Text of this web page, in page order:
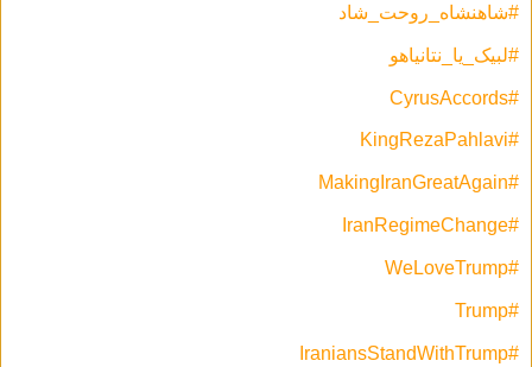
#شاهنشاه_روحت_شاد
#لبیک_یا_نتانیاهو
#CyrusAccords
#KingRezaPahlavi
#MakingIranGreatAgain
#IranRegimeChange
#WeLoveTrump
#Trump
#IraniansStandWithTrump